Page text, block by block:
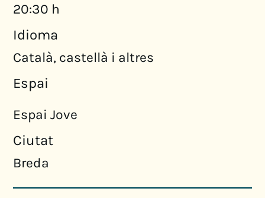
20:30 h
Idioma
Català, castellà i altres
Espai
Espai Jove
Ciutat
Breda